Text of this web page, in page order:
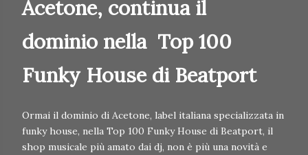
Acetone, continua il
dominio nella Top 100
Funky House di Beatport
Ormai il dominio di Acetone, label italiana specializzata in
funky house, nella Top 100 Funky House di Beatport, il
shop musicale più amato dai dj, non è più una novità e